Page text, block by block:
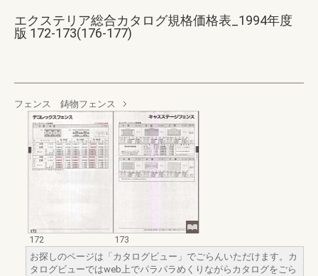
エクステリア総合カタログ規格価格表_1994年度
版 172-173(176-177)
フェンス 鋳物フェンス
172
173
お探しのページは「カタログビュー」でごらんいただけます。カ
タログビューではweb上でパラパラめくりながらカタログをごら